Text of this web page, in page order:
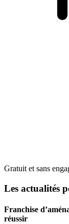
Gratuit et sans
Les actualités
Franchise
réussir